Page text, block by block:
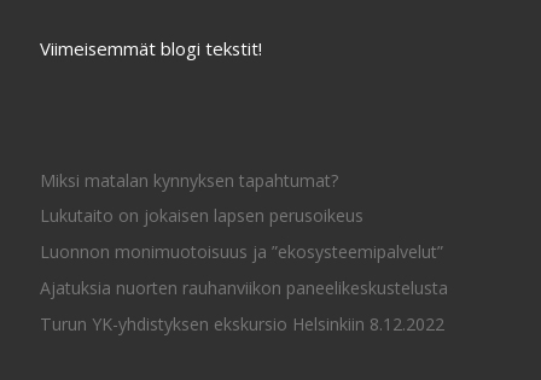
Viimeisemmät blogi tekstit!
Miksi matalan kynnyksen tapahtumat?
Lukutaito on jokaisen lapsen perusoikeus
Luonnon monimuotoisuus ja ”ekosysteemipalvelut”
Ajatuksia nuorten rauhanviikon paneelikeskustelusta
Turun YK-yhdistyksen ekskursio Helsinkiin 8.12.2022